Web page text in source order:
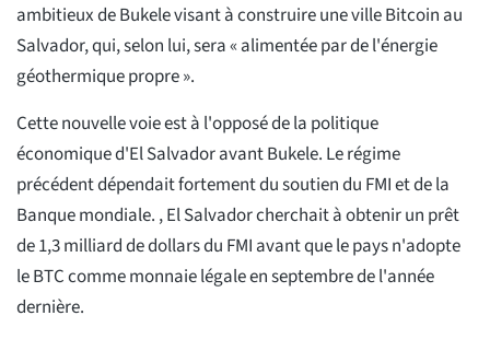
ambitieux de Bukele visant à construire une ville Bitcoin au
Salvador, qui, selon lui, sera « alimentée par de l'énergie
géothermique propre ».
Cette nouvelle voie est à l'opposé de la politique
économique d'El Salvador avant Bukele. Le régime
précédent dépendait fortement du soutien du FMI et de la
Banque mondiale. , El Salvador cherchait à obtenir un prêt
de 1,3 milliard de dollars du FMI avant que le pays n'adopte
le BTC comme monnaie légale en septembre de l'année
dernière.